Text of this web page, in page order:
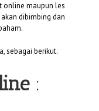
online maupun les
dibimbing dan
sebagai berikut.
: